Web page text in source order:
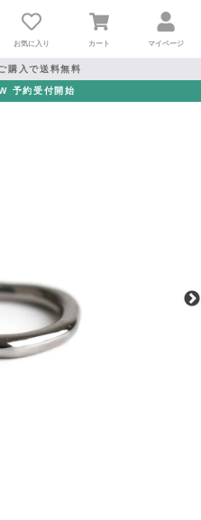
お気に入り カート マイページ
購入で送料無料
予約受付開始